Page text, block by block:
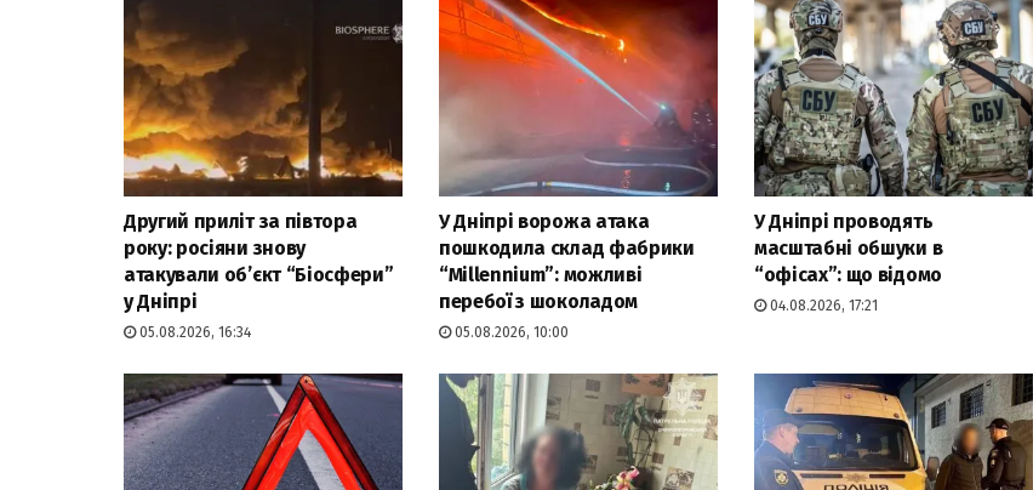
Другий приліт за півтора
року: росіяни знову
атакували об’єкт “Біосфери”
у Дніпрі
05.08.2026, 16:34
У Дніпрі ворожа атака
пошкодила склад фабрики
“Millennium”: можливі
перебої з шоколадом
05.08.2026, 10:00
У Дніпрі проводять
масштабні обшуки в
“офісах”: що відомо
04.08.2026, 17:21